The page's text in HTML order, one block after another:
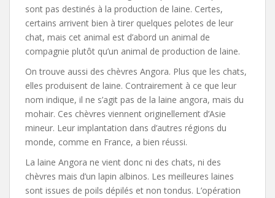
sont pas destinés à la production de laine. Certes,
certains arrivent bien à tirer quelques pelotes de leur
chat, mais cet animal est d’abord un animal de
compagnie plutôt qu’un animal de production de laine.
On trouve aussi des chèvres Angora. Plus que les chats,
elles produisent de laine. Contrairement à ce que leur
nom indique, il ne s’agit pas de la laine angora, mais du
mohair. Ces chèvres viennent originellement d’Asie
mineur. Leur implantation dans d’autres régions du
monde, comme en France, a bien réussi.
La laine Angora ne vient donc ni des chats, ni des
chèvres mais d’un lapin albinos. Les meilleures laines
sont issues de poils dépilés et non tondus. L’opération